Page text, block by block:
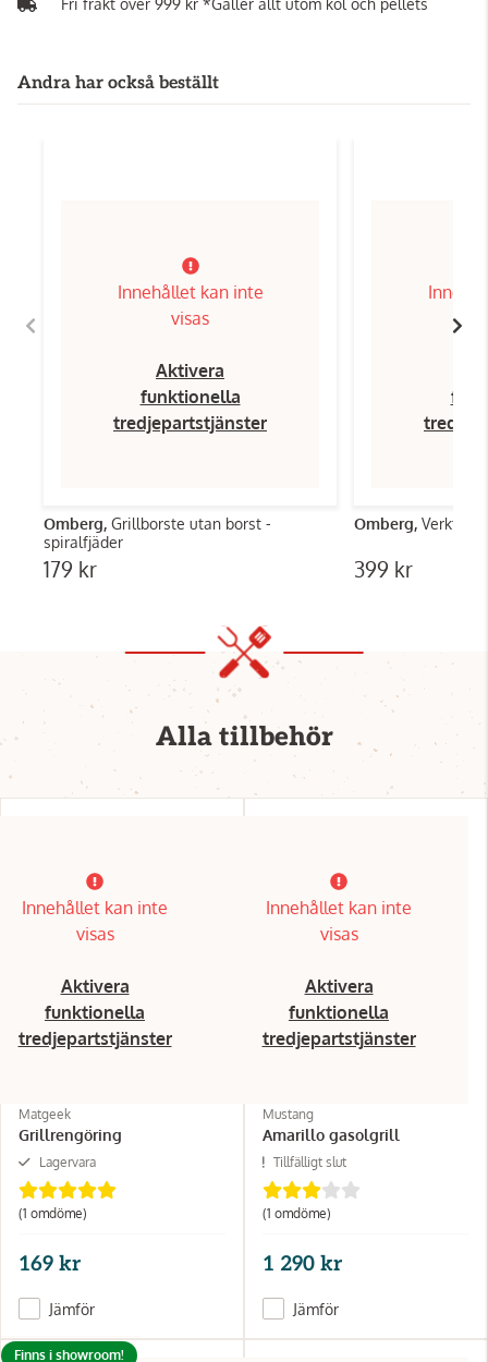
Andra har också beställt
Innehållet kan inte
visas
Aktivera
funktionella
tredjepartstjänster
Omberg, Grillborste utan borst -
spiralfjäder
179 kr
Omberg,
399 kr
Alla tillbehör
Innehållet kan inte
visas
Aktivera
funktionella
tredjepartstjänster
Matgeek
Grillrengöring
Lagervara
(1 omdöme)
169 kr
Jämför
Innehållet kan inte
visas
Aktivera
funktionella
tredjepartstjänster
Mustang
Amarillo gasolgrill
Tillfälligt slut
(1 omdöme)
1 290 kr
Jämför
Finns i showroom!